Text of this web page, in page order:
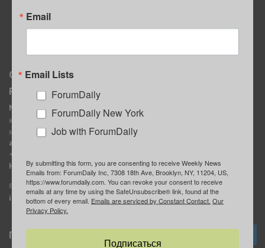
О нас
Реклама
MediaKit
Контактное лицо:
Марина Баранчук
ad@forumdaily.com
+1 347-604-1261
Наши рекламодатели
E-mail редакции:
info@forumdaily.com
Группа “ИЩУ СОВЕТА”
ForumDaily
Подписка
Email
Email Lists
ForumDaily
ForumDaily New York
Job with ForumDaily
By submitting this form, you are consenting to receive Weekly News
Emails from: ForumDaily Inc, 7308 18th Ave, Brooklyn, NY, 11204, US,
https://www.forumdaily.com. You can revoke your consent to receive
emails at any time by using the SafeUnsubscribe® link, found at the
bottom of every email. Emails are serviced by Constant Contact. Our
Privacy Policy.
Подписаться